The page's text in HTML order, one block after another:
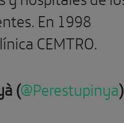
En 1998
CEMTRO.
(@Perestupinya)